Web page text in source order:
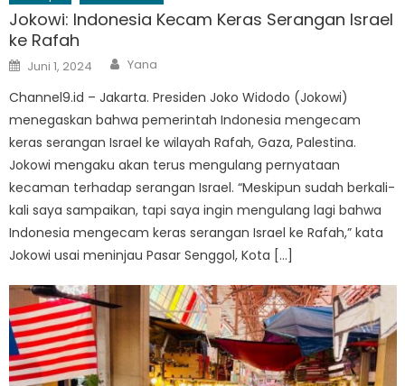
Jokowi: Indonesia Kecam Keras Serangan Israel
ke Rafah
Posted
on
Juni 1, 2024 Author
Yana
Channel9.id – Jakarta. Presiden Joko Widodo (Jokowi)
menegaskan bahwa pemerintah Indonesia mengecam
keras serangan Israel ke wilayah Rafah, Gaza, Palestina.
Jokowi mengaku akan terus mengulang pernyataan
kecaman terhadap serangan Israel. “Meskipun sudah berkali-
kali saya sampaikan, tapi saya ingin mengulang lagi bahwa
Indonesia mengecam keras serangan Israel ke Rafah,” kata
Jokowi usai meninjau Pasar Senggol, Kota […]